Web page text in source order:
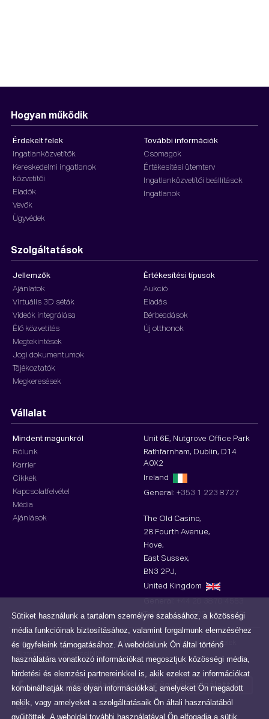
Sütiket használunk a tartalom személyre szabásához, a közösségi
média funkcióinak biztosításához, valamint forgalmunk elemzéséhez
és ügyfeleink támogatásához. A weboldalunk Ön által történő
használatára vonatkozó információkat megosztjuk közösségi média,
hirdetési és elemzési partnereinkkel is, akik ezeket az információkat
kombinálhatják más olyan információkkal, amelyeket Ön megadott
nekik, vagy amelyeket a szolgáltatásaik Ön általi használatából
gyűjtöttek. A weboldal további használatával Ön elfogadja a sütik
Hogyan működik
Érdekelt felek
Ingatlanközvetítők
Kereskedelmi ingatlanok
közvetítői
Eladók
Vevők
Ügyvédek
További információk
Csomagok
Értékesítési ütemterv
Ingatlanközvetítői beállítások
Ingatlanok
Szolgáltatások
Jellemzők
Ajánlatok
Virtuális 3D séták
Videók integrálása
Élő közvetítés
Megtekintések
Jogi dokumentumok
Tájékoztatók
Megkeresések
Értékesítési típusok
Aukció
Eladás
Bérbeadások
Új otthonok
Vállalat
Mindent magunkról
Rólunk
Karrier
Cikkek
Kapcsolatfelvétel
Média
Ajánlások
Unit 6E, Nutgrove Office Park
Rathfarnham, Dublin, D14
A0X2
Ireland
General: +353 1 223 8727
The Old Casino,
28 Fourth Avenue,
Hove,
East Sussex,
BN3 2PJ,
United Kingdom
Toll-free :+44 808 196 4553
Adatvédelmi szabályzat Süti tájékoztató
Általános feltételek
Biztonság
Accessibility
Kapcsolatfelvétel az ügyfélszolgálattal